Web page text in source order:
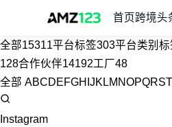
首页 跨境头
全部15311平台标签303平台类别标
128合作伙伴14192工厂48
全部 ABCDEFGH JK LM NOPQRST
Instagram